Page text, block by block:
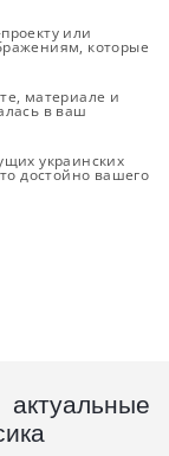
или
которые
материале и
в ваш
украинских
достойно вашего